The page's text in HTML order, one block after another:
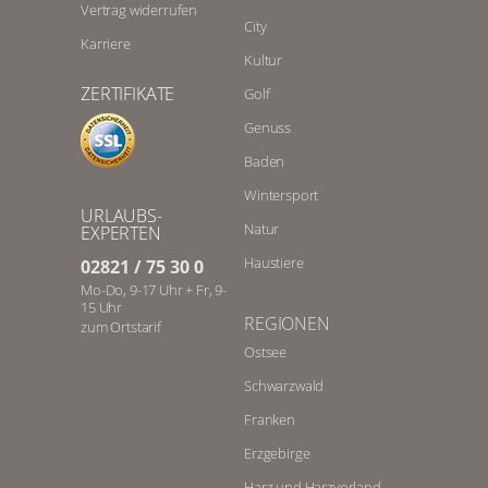
Vertrag widerrufen
Karriere
ZERTIFIKATE
URLAUBS-
EXPERTEN
02821 / 75 30 0
Mo-Do, 9-17 Uhr + Fr, 9-
15 Uhr
zum Ortstarif
City
Kultur
Golf
Genuss
Baden
Wintersport
Natur
Haustiere
REGIONEN
Ostsee
Schwarzwald
Franken
Erzgebirge